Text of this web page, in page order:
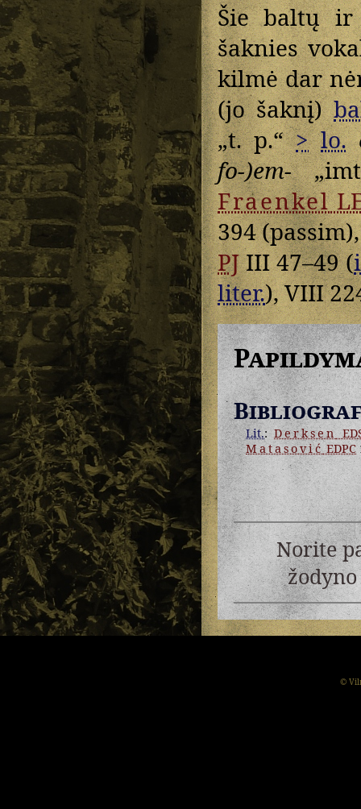
Šie baltų ir
šaknies
kilmė dar
(jo šaknį)
„t. p.“> lo.
fo-)em-
Fraenkel
394
PJIII 47–49 (
liter.), VIII
Lit.:Derksen
MatasovićEDPC
Norite
©